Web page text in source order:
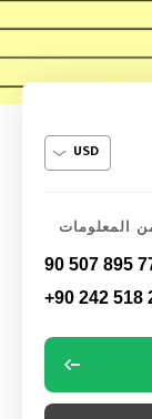
المعلومات
90 507 895
+90 242 518